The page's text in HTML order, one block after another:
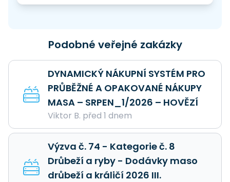
Podobné veřejné zakázky
DYNAMICKÝ NÁKUPNÍ SYSTÉM PRO
PRŮBĚŽNÉ A OPAKOVANÉ NÁKUPY
MASA – SRPEN_1/2026 – HOVĚZÍ
Viktor B. před 1 dnem
Výzva č. 74 - Kategorie č. 8
Drůbeží a ryby - Dodávky maso
drůbeží a králičí 2026 III.